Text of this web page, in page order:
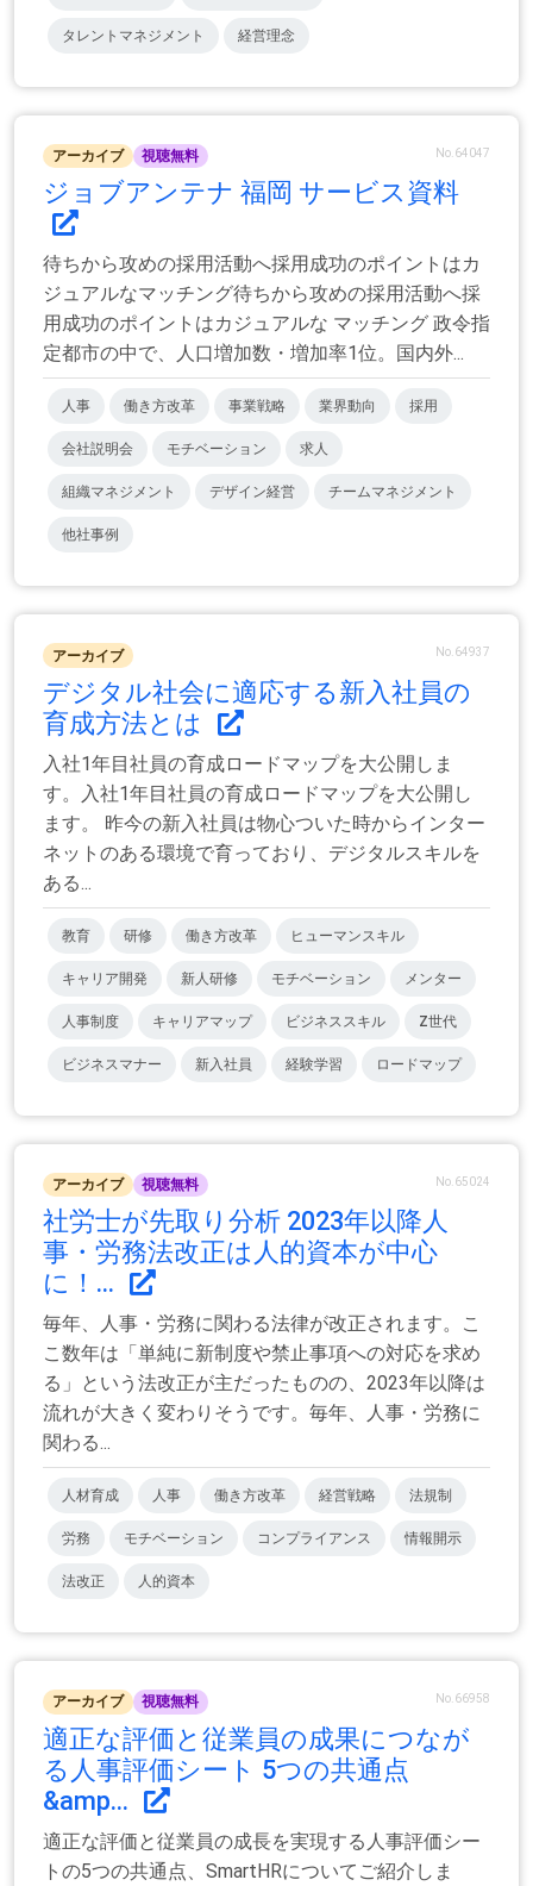
タレントマネジメント 経営理念
アーカイブ 視聴無料 No.64047
ジョブアンテナ 福岡 サービス資料
待ちから攻めの採用活動へ採用成功のポイントはカ
ジュアルなマッチング待ちから攻めの採用活動へ採
用成功のポイントはカジュアルな マッチング 政令指
定都市の中で、人口増加数・増加率1位。国内外...
人事 働き方改革 事業戦略 業界動向 採用
会社説明会 モチベーション 求人
組織マネジメント デザイン経営 チームマネジメント
他社事例
アーカイブ No.64937
デジタル社会に適応する新入社員の
育成方法とは
入社1年目社員の育成ロードマップを大公開しま
す。入社1年目社員の育成ロードマップを大公開し
ます。 昨今の新入社員は物心ついた時からインター
ネットのある環境で育っており、デジタルスキルを
ある...
教育 研修 働き方改革 ヒューマンスキル
キャリア開発 新人研修 モチベーション メンター
人事制度 キャリアマップ ビジネススキル Z世代
ビジネスマナー 新入社員 経験学習 ロードマップ
アーカイブ 視聴無料 No.65024
社労士が先取り分析 2023年以降人
事・労務法改正は人的資本が中心
に！...
毎年、人事・労務に関わる法律が改正されます。こ
こ数年は「単純に新制度や禁止事項への対応を求め
る」という法改正が主だったものの、2023年以降は
流れが大きく変わりそうです。毎年、人事・労務に
関わる...
人材育成 人事 働き方改革 経営戦略 法規制
労務 モチベーション コンプライアンス 情報開示
法改正 人的資本
アーカイブ 視聴無料 No.66958
適正な評価と従業員の成果につなが
る人事評価シート 5つの共通点
&amp...
適正な評価と従業員の成長を実現する人事評価シー
トの5つの共通点、SmartHRについてご紹介しま